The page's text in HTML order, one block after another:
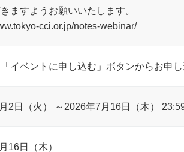
ますようお願いいたします。
cci.or.jp/notes-webinar/
イベントに申し込む」ボタンからお申し
2日（火） ～2026年7月16日（木）
16日（木）